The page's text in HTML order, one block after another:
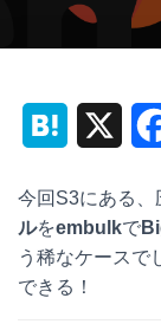
e
今回S3にある、
ルをembulkで
う稀なケースで
できる！